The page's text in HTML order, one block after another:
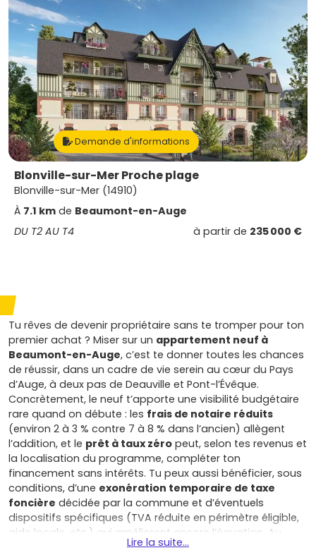
Demande d'informations
Blonville-sur-Mer Proche plage
Blonville-sur-Mer (14910)
À 7.1 km de Beaumont-en-Auge
DU T2 AU T4
à partir de 235 000 €
Tu rêves de devenir propriétaire sans te tromper pour ton
premier achat ? Miser sur un appartement neuf à
Beaumont-en-Auge, c’est te donner toutes les chances
de réussir, dans un cadre de vie serein au cœur du Pays
d’Auge, à deux pas de Deauville et Pont-l’Évêque.
Concrètement, le neuf t’apporte une visibilité budgétaire
rare quand on débute : les frais de notaire réduits
(environ 2 à 3 % contre 7 à 8 % dans l’ancien) allègent
l’addition, et le prêt à taux zéro peut, selon tes revenus et
la localisation du programme, compléter ton
financement sans intérêts. Tu peux aussi bénéficier, sous
conditions, d’une exonération temporaire de taxe
foncière décidée par la commune et d’éventuels
dispositifs spécifiques (TVA réduite en périmètre éligible,
aide locale, etc.) qui améliorent encore l’équation. Au
quotidien, un logement conforme à la RE2020 limite tes
Lire la suite...